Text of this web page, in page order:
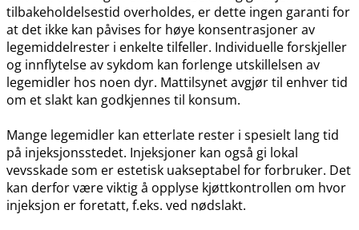
tilbakeholdelsestid overholdes, er dette ingen garanti for
at det ikke kan påvises for høye konsentrasjoner av
legemiddelrester i enkelte tilfeller. Individuelle forskjeller
og innflytelse av sykdom kan forlenge utskillelsen av
legemidler hos noen dyr. Mattilsynet avgjør til enhver tid
om et slakt kan godkjennes til konsum.
Mange legemidler kan etterlate rester i spesielt lang tid
på injeksjonsstedet. Injeksjoner kan også gi lokal
vevsskade som er estetisk uakseptabel for forbruker. Det
kan derfor være viktig å opplyse kjøttkontrollen om hvor
injeksjon er foretatt, f.eks. ved nødslakt.